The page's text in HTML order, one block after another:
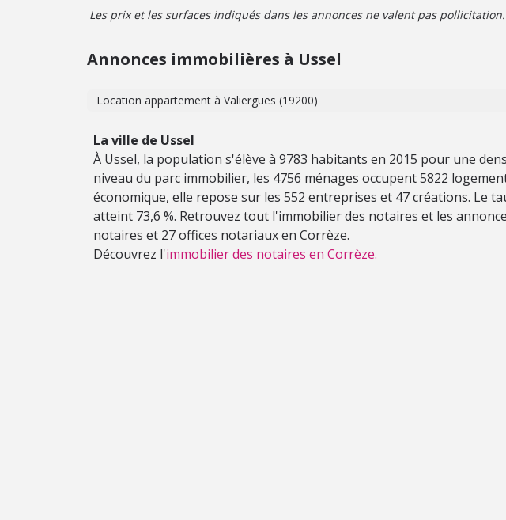
Les prix et les surfaces indiqués dans les annonces ne valent pas
Annonces immobilières à Ussel
Location appartement à Valiergues (19200)
La ville de Ussel
À Ussel, la population s'élève à 9783 habitants en 2015 pour une
niveau du parc immobilier, les 4756 ménages occupent 5822
économique, elle repose sur les 552 entreprises et 47 créations. Le
atteint 73,6 %. Retrouvez tout l'immobilier des notaires et les
notaires et 27 offices notariaux en Corrèze.
Découvrez l'immobilier des notaires en Corrèze.